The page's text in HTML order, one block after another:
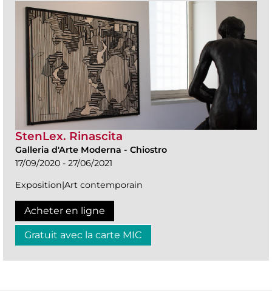
StenLex. Rinascita
Galleria d'Arte Moderna - Chiostro
17/09/2020 - 27/06/2021
Exposition|Art contemporain
Acheter en ligne
Gratuit avec la carte MIC